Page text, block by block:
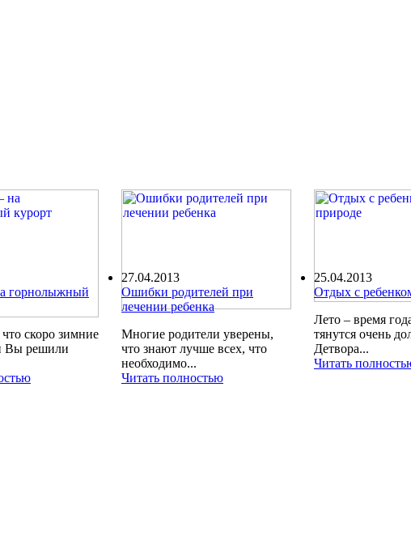
горнолыжный
скоро зимние
Вы решили
27.04.2013
Ошибки родителей при
лечении ребенка
Многие родители уверены,
что знают лучше всех, что
необходимо...
Читать полностью
25.04.2013
Отдых с
Лето – время
тянутся очень
Детвора...
Читать